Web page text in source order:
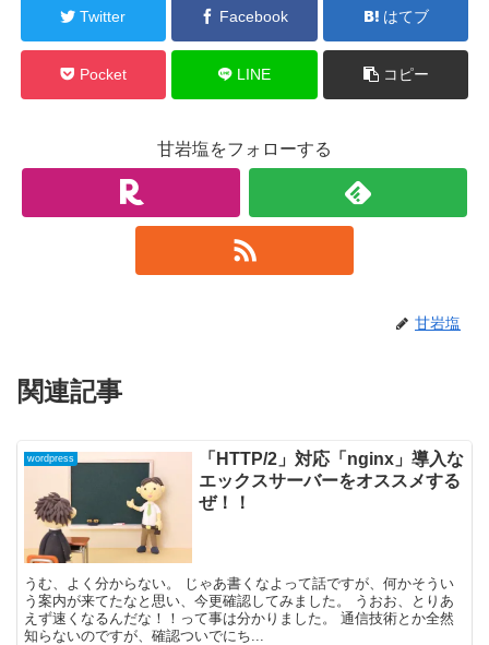
Twitter Facebook はてブ
Pocket LINE コピー
甘岩塩をフォローする
甘岩塩
関連記事
wordpress
「HTTP/2」対応「nginx」導入な
エックスサーバーをオススメする
ぜ！！
うむ、よく分からない。 じゃあ書くなよって話ですが、何かそうい
う案内が来てたなと思い、今更確認してみました。 うおお、とりあ
えず速くなるんだな！！って事は分かりました。 通信技術とか全然
知らないのですが、確認ついでにち...